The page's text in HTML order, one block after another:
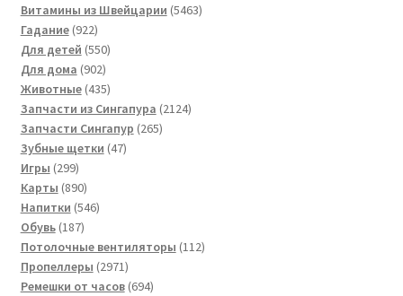
товара
Витамины из Швейцарии 54635463
Гадание 922922
товара
Для детей 550550
Для дома 902902
товара
Животные 435435
товаров
Запчасти из Сингапура 21242124
Запчасти Сингапур 265265
Зубные щетки 4747
Игры 299299
товаров
Карты 890890
товаров
Напитки 546546
Обувь 187187
товаров
Потолочные вентиляторы 112112
Пропеллеры 29712971
товар
Ремешки от часов 694694